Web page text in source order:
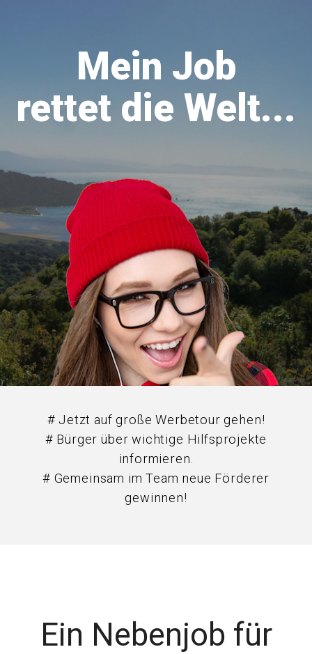
Mein Job
rettet die Welt...
# Jetzt auf große Werbetour gehen!
# Bürger über wichtige Hilfsprojekte
informieren.
# Gemeinsam im Team neue Förderer
gewinnen!
Ein Nebenjob für